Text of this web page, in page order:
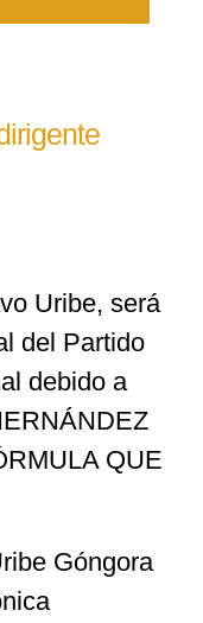
Uribe, será
del Partido
debido a
QUE
Góngora